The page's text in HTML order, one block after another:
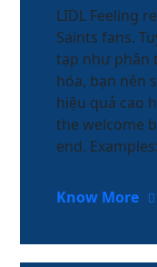
LIDL Feeling
Saints fans.
tạp như phân
hóa, bạn nên
hiệu quả cao
the welcome
end.
Know More